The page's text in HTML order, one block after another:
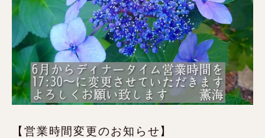
【営業時間変更のお知らせ】